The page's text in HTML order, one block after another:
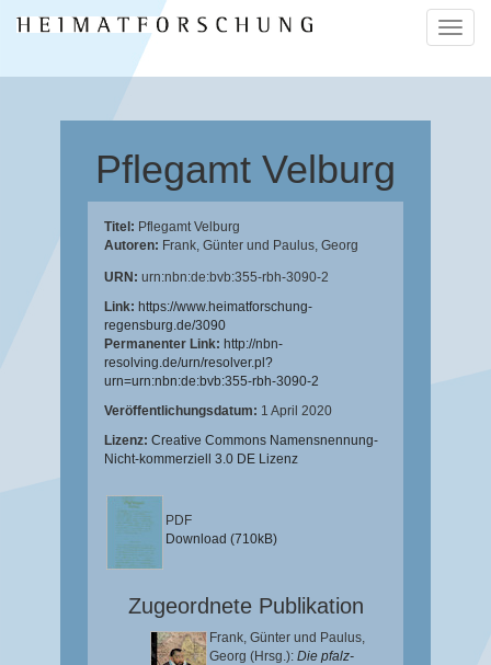
ein-/
Pflegamt Velburg
Titel: Pflegamt Velburg
Autoren: Frank, Günter und Paulus, Georg
URN: urn:nbn:de:bvb:355-rbh-3090-2
Link: https://www.heimatforschung-
regensburg.de/3090
Permanenter Link: http://nbn-
resolving.de/urn/resolver.pl?
urn=urn:nbn:de:bvb:355-rbh-3090-2
Veröffentlichungsdatum: 1 April 2020
Lizenz: Creative Commons Namensnennung-
Nicht-kommerziell 3.0 DE Lizenz
PDF
Download (710kB)
Zugeordnete Publikation
Frank, Günter und Paulus,
Georg (Hrsg.): Die pfalz-